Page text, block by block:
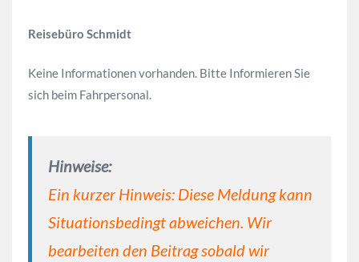
Reisebüro Schmidt
Keine Informationen vorhanden. Bitte Informieren Sie
sich beim Fahrpersonal.
Hinweise:
Ein kurzer Hinweis: Diese Meldung kann
Situationsbedingt abweichen. Wir
bearbeiten den Beitrag sobald wir